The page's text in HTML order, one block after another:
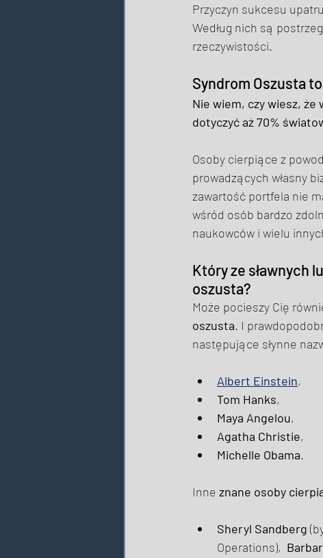
Przyczyn sukcesu
Według nich są
rzeczywistości.
Syndrom Oszusta
Nie wiem, czy wiesz, że
dotyczyć aż 70%
Osoby cierpiące z
prowadzących własny
zawartość portfela nie
wśród osób bardzo
naukowców i wielu
Który ze sławnych
oszusta?
Może pocieszy Cię
oszusta. I
następujące słynne
Albert Einstein,
Tom Hanks,
Maya Angelou,
Agatha Christie,
Michelle Obama.
Inne znane osoby
Sheryl Sandberg
Operations),